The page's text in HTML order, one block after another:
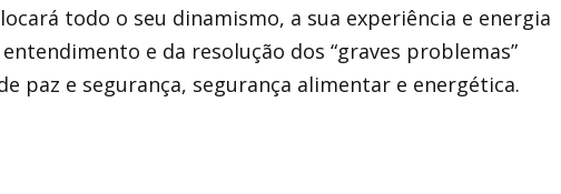
todo o seu dinamismo, a sua experiência e energia
e da resolução dos “graves problemas”
paz e segurança, segurança alimentar e energética.